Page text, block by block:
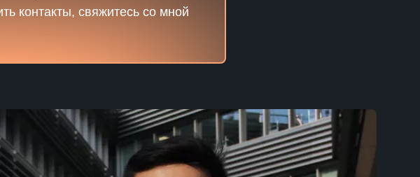
контакты, свяжитесь со мной